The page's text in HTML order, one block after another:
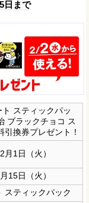
日まで
ト スティックパッ
ブラックチョコ ス
換券プレゼント！
1日（火）
15日（火）
スティックパック